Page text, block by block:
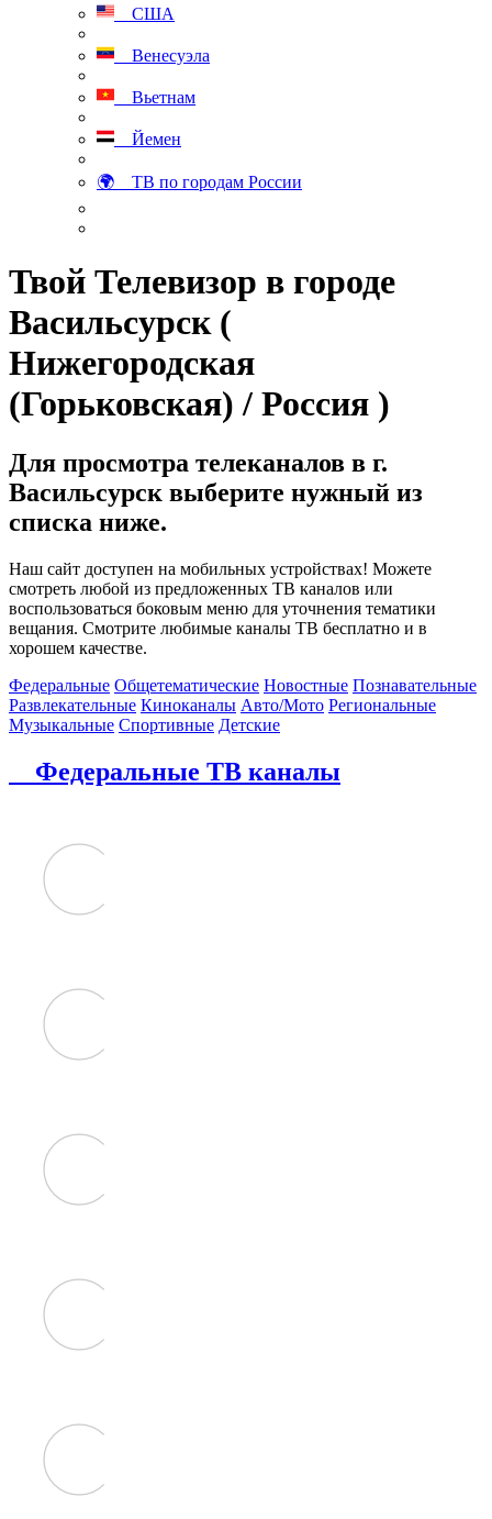
США
Венесуэла
Вьетнам
Йемен
🌍 ТВ по городам России
Твой Телевизор в городе
Васильсурск (
Нижегородская
(Горьковская) / Россия )
Для просмотра телеканалов в г.
Васильсурск выберите нужный из
списка ниже.
Наш сайт доступен на мобильных устройствах! Можете
смотреть любой из предложенных ТВ каналов или
воспользоваться боковым меню для уточнения тематики
вещания. Смотрите любимые каналы ТВ бесплатно и в
хорошем качестве.
Федеральные Общетематические Новостные Познавательные
Развлекательные Киноканалы Авто/Мото Региональные
Музыкальные Спортивные Детские
Федеральные ТВ каналы